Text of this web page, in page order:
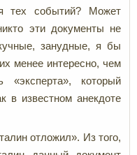
тех событий? Может
эти документы не
занудные, я бы
менее интересно, чем
«эксперта», который
в известном анекдоте
отложил». Из того,